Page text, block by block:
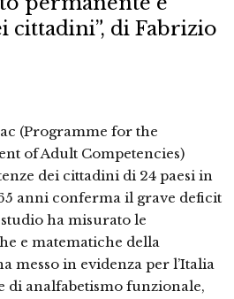
cittadini”, di Fabrizio
(Programme for the
of Adult Competencies)
dei cittadini di 24 paesi in
anni conferma il grave deficit
ha misurato le
e matematiche della
messo in evidenza per l’Italia
di analfabetismo funzionale,